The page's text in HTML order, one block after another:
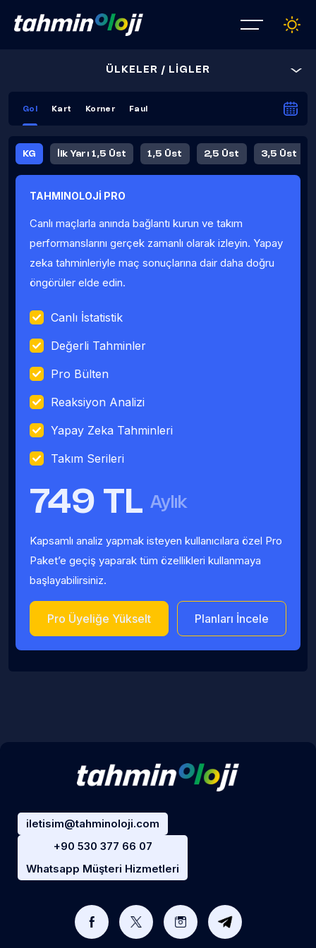
ÜLKELER / LİGLER
Gol Kart Korner Faul
KG İlk Yarı 1,5 Üst 1,5 Üst 2,5 Üst 3,5 Üst
Fauller Ortalama
TAHMINOLOJİ PRO
Canlı maçlarla anında bağlantı kurun ve takım
performanslarını gerçek zamanlı olarak izleyin. Yapay
zeka tahminleriyle maç sonuçlarına dair daha doğru
öngörüler elde edin.
Canlı İstatistik
Değerli Tahminler
Pro Bülten
Reaksiyon Analizi
Yapay Zeka Tahminleri
Takım Serileri
749 TL Aylık
Kapsamlı analiz yapmak isteyen kullanıcılara özel Pro
Paket’e geçiş yaparak tüm özellikleri kullanmaya
başlayabilirsiniz.
Pro Üyeliğe Yükselt Planları İncele
iletisim@tahminoloji.com
+90 530 377 66 07
Whatsapp Müşteri Hizmetleri